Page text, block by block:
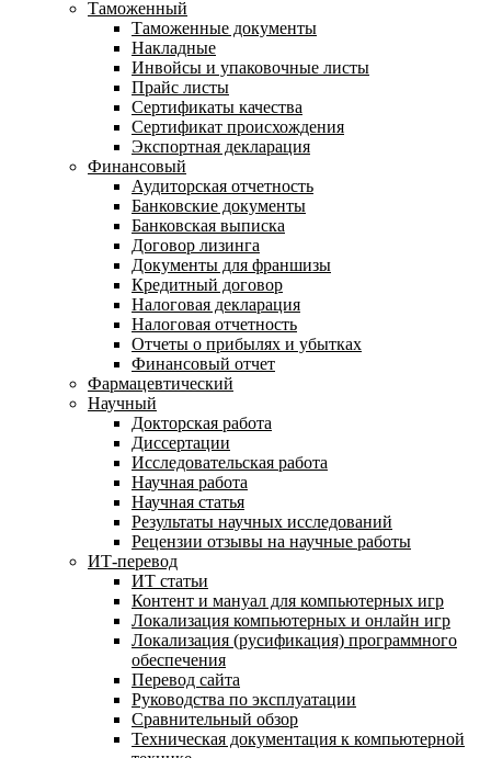
Таможенный
Таможенные документы
Накладные
Инвойсы и упаковочные листы
Прайс листы
Сертификаты качества
Сертификат происхождения
Экспортная декларация
Финансовый
Аудиторская отчетность
Банковские документы
Банковская выписка
Договор лизинга
Документы для франшизы
Кредитный договор
Налоговая декларация
Налоговая отчетность
Отчеты о прибылях и убытках
Финансовый отчет
Фармацевтический
Научный
Докторская работа
Диссертации
Исследовательская работа
Научная работа
Научная статья
Результаты научных исследований
Рецензии отзывы на научные работы
ИТ-перевод
ИТ статьи
Контент и мануал для компьютерных игр
Локализация компьютерных и онлайн игр
Локализация (русификация) программного
обеспечения
Перевод сайта
Руководства по эксплуатации
Сравнительный обзор
Техническая документация к компьютерной